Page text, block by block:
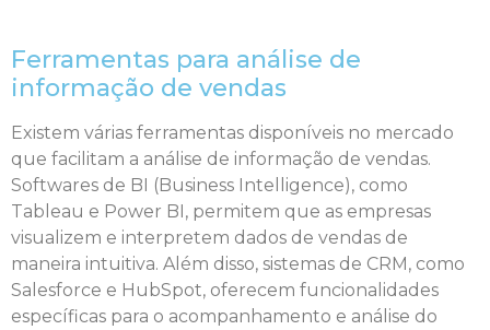
Ferramentas para análise de
informação de vendas
Existem várias ferramentas disponíveis no mercado
que facilitam a análise de informação de vendas.
Softwares de BI (Business Intelligence), como
Tableau e Power BI, permitem que as empresas
visualizem e interpretem dados de vendas de
maneira intuitiva. Além disso, sistemas de CRM, como
Salesforce e HubSpot, oferecem funcionalidades
específicas para o acompanhamento e análise do